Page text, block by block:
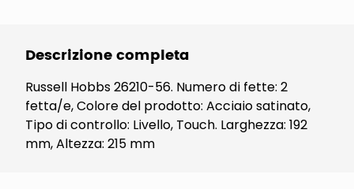
Descrizione completa
Russell Hobbs 26210-56. Numero di fette: 2
fetta/e, Colore del prodotto: Acciaio satinato,
Tipo di controllo: Livello, Touch. Larghezza: 192
mm, Altezza: 215 mm